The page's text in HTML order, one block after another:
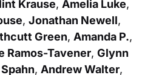
Krause, Amelia Luke,
, Jonathan Newell,
Green, Amanda P.,
Ramos-Tavener, Glynn
, Andrew Walter,